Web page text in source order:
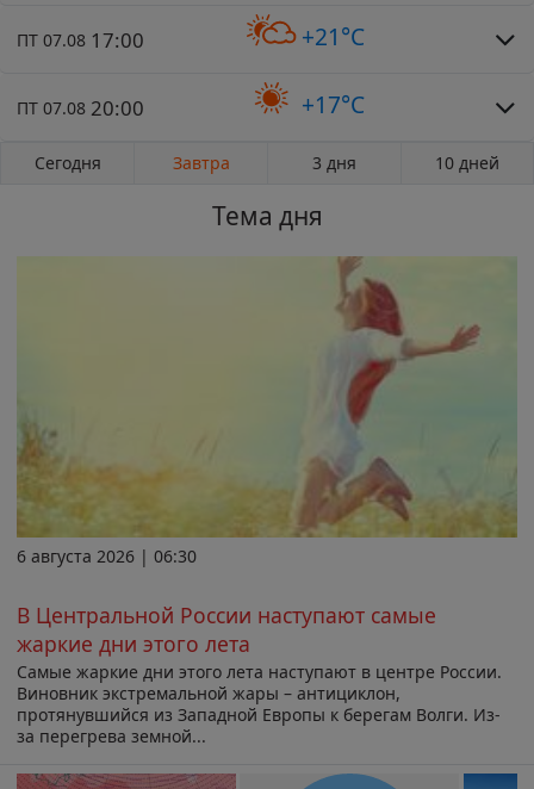
ПТ 07.08 17:00 +21°C
ПТ 07.08 20:00 +17°C
Сегодня Завтра 3 дня 10 дней
Тема дня
6 августа 2026 | 06:30
В Центральной России наступают самые
жаркие дни этого лета
Самые жаркие дни этого лета наступают в центре России.
Виновник экстремальной жары – антициклон,
протянувшийся из Западной Европы к берегам Волги. Из-
за перегрева земной...